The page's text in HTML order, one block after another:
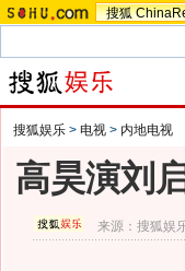
搜狐
搜狐娱乐 > 电视 > 内地电视
高昊演刘
来源：搜狐娱